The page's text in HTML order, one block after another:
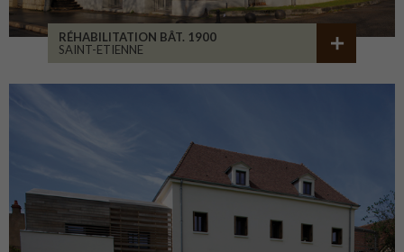
RÉHABILITATION BÂT. 1900
SAINT-ETIENNE